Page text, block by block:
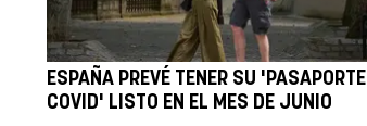
ESPAÑA PREVÉ TENER SU 'PASAPORTE
COVID' LISTO EN EL MES DE JUNIO